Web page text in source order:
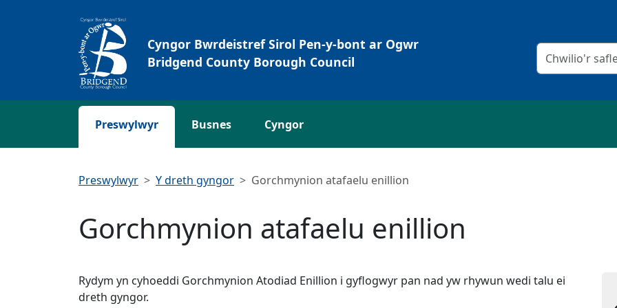
Cyngor Bwrdeistref Sirol Pen-y-bont ar Ogwr
Bridgend County Borough Council
Meini prawf
Preswylwyr Busnes Cyngor
Preswylwyr Y dreth gyngor Gorchmynion atafaelu enillion
Gorchmynion atafaelu enillion
Rydym yn cyhoeddi Gorchmynion Atodiad Enillion i gyflogwyr pan nad yw rhywun wedi talu ei
dreth gyngor.